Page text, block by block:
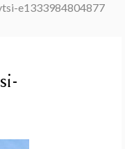
e1333984804877